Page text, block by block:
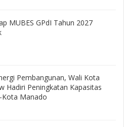
MUBES GPdI Tahun 2027
Pembangunan, Wali Kota
Hadiri Peningkatan Kapasitas
Kota Manado